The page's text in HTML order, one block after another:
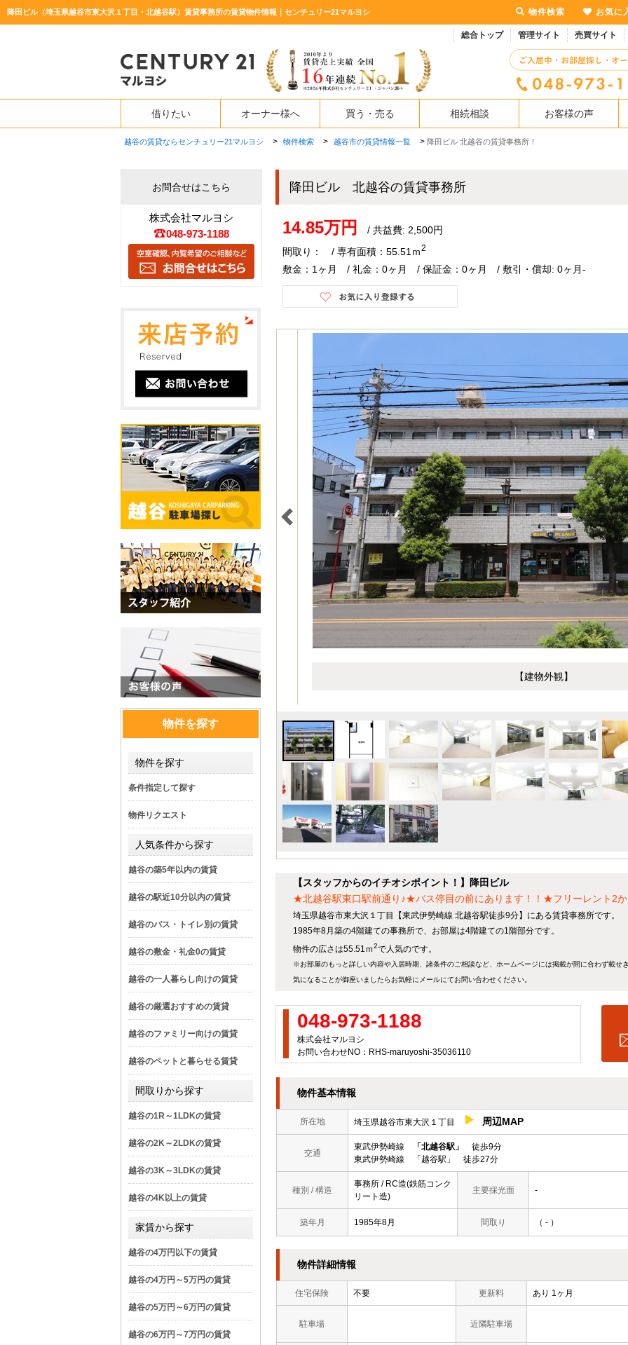
降田ビル（埼玉県越谷市東大沢１丁目・北越谷駅）賃貸事務所の賃貸物件情報｜センチュリー21マルヨシ
総合トップ 管理サイト 売買サイト
借りたい オーナー様へ 買う・売る 相続相談 お客様の声
越谷の賃貸ならセンチュリー21マルヨシ > 物件検索 > 越谷市の賃貸情報一覧 > 降田ビル 北越谷の賃貸事務所！
降田ビル 北越谷の賃貸事務所
14.85万円
/ 共益費: 2,500円
間取り： / 専有面積：55.51ｍ2
敷金：1ヶ月 / 礼金：0ヶ月 / 保証金：0ヶ月 / 敷引・償却: 0ヶ月-
【建物外観】
【スタッフからのイチオシポイント！】降田ビル
★北越谷駅東口駅前通り♪★バス停目の前にあります！！★フリーレント2
埼玉県越谷市東大沢１丁目【東武伊勢崎線 北越谷駅徒歩9分】にある賃貸事務所です。
1985年8月築の4階建ての事務所で、お部屋は4階建ての1階部分です。
物件の広さは55.51ｍ2で人気のです。
※お部屋のもっと詳しい内容や入居時期、諸条件のご相談など、ホームページには掲載が間に合わず載せ
気になることが御座いましたらお気軽にメールにてお問い合わせください。
048-973-1188
株式会社マルヨシ
お問い合わせNO：RHS-maruyoshi-35036110
物件基本情報
所在地 埼玉県越谷市東大沢１丁目 周辺MAP
交通
東武伊勢崎線 「北越谷駅」
徒歩9分
東武伊勢崎線 「越谷駅」 徒歩27分
種別 / 構造
事務所 / RC造(鉄筋コンク
リート造)
主要採光面 -
築年月 1985年8月 間取り （ - ）
物件詳細情報
住宅保険 不要 更新料 あり 1ヶ月
駐車場 近隣駐車場
お問合せはこちら
株式会社マルヨシ
048-973-1188
物件を探す
物件を探す
条件指定して探す
物件リクエスト
人気条件から探す
越谷の築5年以内の賃貸
越谷の駅近10分以内の賃貸
越谷のバス・トイレ別の賃貸
越谷の敷金・礼金0の賃貸
越谷の一人暮らし向けの賃貸
越谷の厳選おすすめの賃貸
越谷のファミリー向けの賃貸
越谷のペットと暮らせる賃貸
間取りから探す
越谷の1R～1LDKの賃貸
越谷の2K～2LDKの賃貸
越谷の3K～3LDKの賃貸
越谷の4K以上の賃貸
家賃から探す
越谷の4万円以下の賃貸
越谷の4万円～5万円の賃貸
越谷の5万円～6万円の賃貸
越谷の6万円～7万円の賃貸
物件検索 お気に